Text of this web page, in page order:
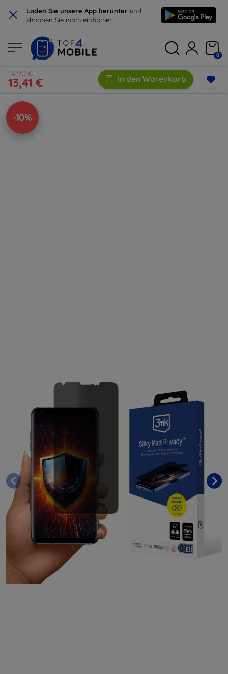
× Laden Sie unsere App herunter und
shoppen Sie noch einfacher.
0
14,90 €
13,41 € In den Warenkorb
-10%